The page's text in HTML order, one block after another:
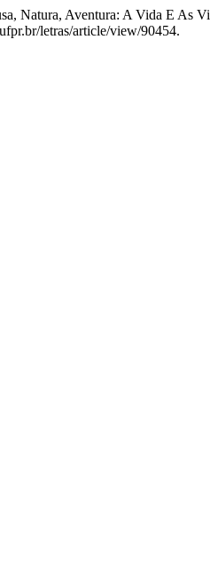
Natura, Aventura: A Vida E As
letras/article/view/90454.